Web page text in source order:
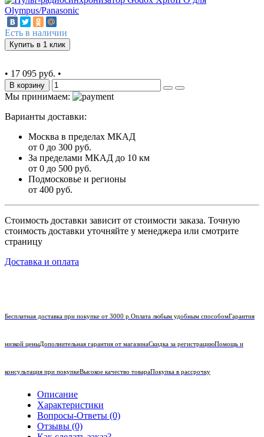
Есть в наличии
Купить в 1 клик
• 17 095 руб. •
В корзину
Мы принимаем:
Варианты доставки:
Москва в пределах МКАД
от 0 до 300 руб.
За пределами МКАД до 10 км
от 0 до 500 руб.
Подмосковье и регионы
от 400 руб.
Стоимость доставки зависит от стоимости заказа. Точную
стоимость доставки уточняйте у менеджера или смотрите
страницу
Доставка и оплата
Бесплатная доставка при покупке от 3000 р. Оплата любым удобным способомГарантия
низкой ценыДополнительная гарантия от магазинаСкидка за регистрациюПомощь и
консультация при покупкеВысокое качество товараПокупка в рассрочку
Описание
Характеристики
Вопросы-Ответы (0)
Отзывы (0)